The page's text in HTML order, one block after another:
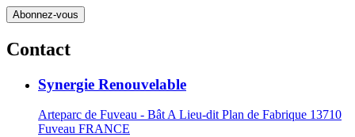
Contact
Synergie Renouvelable
Arteparc de Fuveau - Bât A Lieu-dit Plan de Fabrique 13710
Fuveau FRANCE